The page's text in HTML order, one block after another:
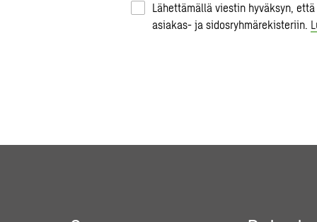
Lähettämällä viestin hyväksyn,
asiakas- ja sidosryhmärekisteriin.